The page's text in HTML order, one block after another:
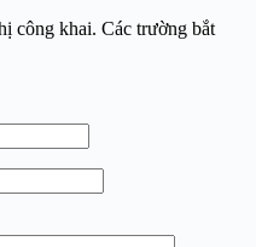
công khai. Các trường bắt